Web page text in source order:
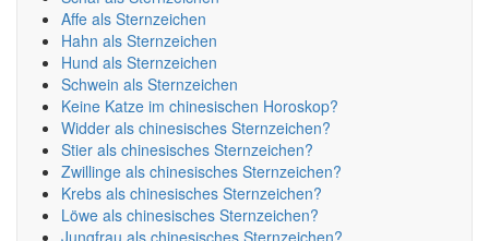
Affe als Sternzeichen
Hahn als Sternzeichen
Hund als Sternzeichen
Schwein als Sternzeichen
Keine Katze im chinesischen Horoskop?
Widder als chinesisches Sternzeichen?
Stier als chinesisches Sternzeichen?
Zwillinge als chinesisches Sternzeichen?
Krebs als chinesisches Sternzeichen?
Löwe als chinesisches Sternzeichen?
Jungfrau als chinesisches Sternzeichen?